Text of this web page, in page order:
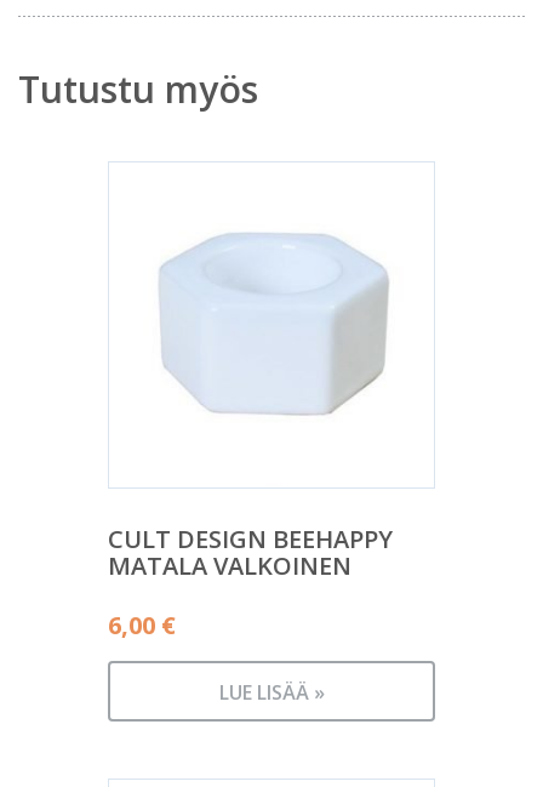
Tutustu myös
CULT DESIGN BEEHAPPY
MATALA VALKOINEN
6,00 €
LUE LISÄÄ »